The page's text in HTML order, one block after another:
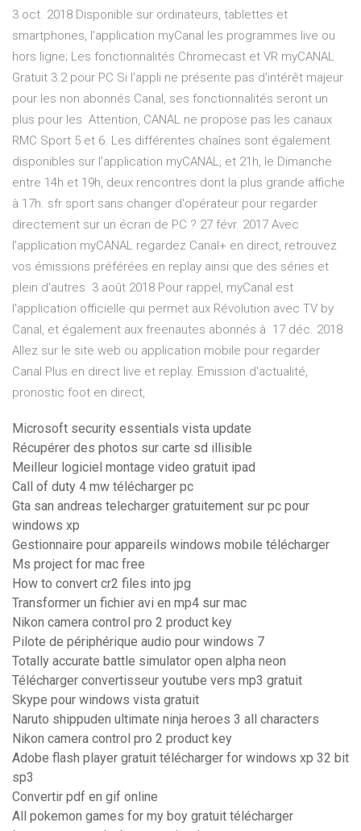
3 oct. 2018 Disponible sur ordinateurs, tablettes et
smartphones, l'application myCanal les programmes live ou
hors ligne; Les fonctionnalités Chromecast et VR myCANAL
Gratuit 3.2 pour PC Si l'appli ne présente pas d'intérêt majeur
pour les non abonnés Canal, ses fonctionnalités seront un
plus pour les Attention, CANAL ne propose pas les canaux
RMC Sport 5 et 6. Les différentes chaînes sont également
disponibles sur l'application myCANAL, et 21h, le Dimanche
entre 14h et 19h, deux rencontres dont la plus grande affiche
à 17h. sfr sport sans changer d'opérateur pour regarder
directement sur un écran de PC ? 27 févr. 2017 Avec
l'application myCANAL regardez Canal+ en direct, retrouvez
vos émissions préférées en replay ainsi que des séries et
plein d'autres 3 août 2018 Pour rappel, myCanal est
l'application officielle qui permet aux Révolution avec TV by
Canal, et également aux freenautes abonnés à 17 déc. 2018
Allez sur le site web ou application mobile pour regarder
Canal Plus en direct live et replay. Emission d'actualité,
pronostic foot en direct,
Microsoft security essentials vista update
Récupérer des photos sur carte sd illisible
Meilleur logiciel montage video gratuit ipad
Call of duty 4 mw télécharger pc
Gta san andreas telecharger gratuitement sur pc pour
windows xp
Gestionnaire pour appareils windows mobile télécharger
Ms project for mac free
How to convert cr2 files into jpg
Transformer un fichier avi en mp4 sur mac
Nikon camera control pro 2 product key
Pilote de périphérique audio pour windows 7
Totally accurate battle simulator open alpha neon
Télécharger convertisseur youtube vers mp3 gratuit
Skype pour windows vista gratuit
Naruto shippuden ultimate ninja heroes 3 all characters
Nikon camera control pro 2 product key
Adobe flash player gratuit télécharger for windows xp 32 bit
sp3
Convertir pdf en gif online
All pokemon games for my boy gratuit télécharger